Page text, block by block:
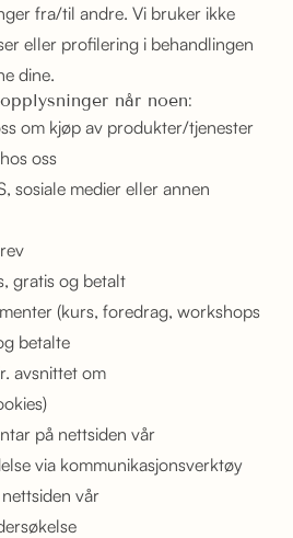
fra/til andre. Vi bruker ikke
eller profilering i behandlingen
dine.
når noen:
om kjøp av produkter/tjenester
oss
sosiale medier eller annen
gratis og betalt
(kurs, foredrag, workshops
betalte
avsnittet om
på nettsiden vår
via kommunikasjonsverktøy
vår